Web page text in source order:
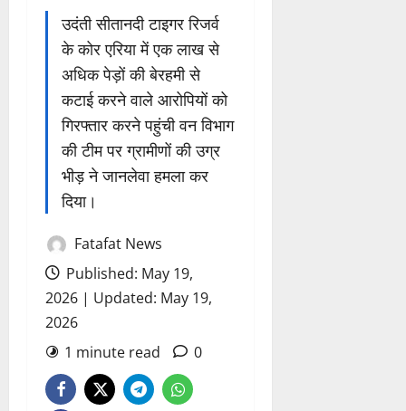
उदंती सीतानदी टाइगर रिजर्व
के कोर एरिया में एक लाख से
अधिक पेड़ों की बेरहमी से
कटाई करने वाले आरोपियों को
गिरफ्तार करने पहुंची वन विभाग
की टीम पर ग्रामीणों की उग्र
भीड़ ने जानलेवा हमला कर
दिया।
Fatafat News
Published: May 19,
2026 | Updated: May 19,
2026
1 minute read
0